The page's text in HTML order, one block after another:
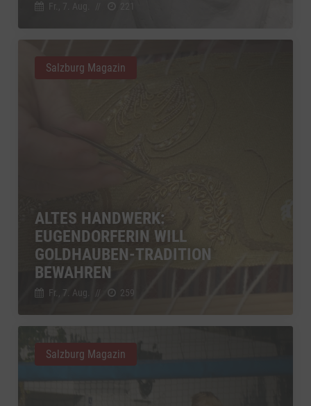
ALTES HANDWERK:
EUGENDORFERIN WILL
GOLDHAUBEN-TRADITION
BEWAHREN
Fr., 7. Aug. // 259
Salzburg Magazin
Salzburg Magazin